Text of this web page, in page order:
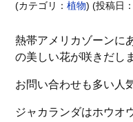
(カテゴリ：植物) (投稿日
熱帯アメリカゾーンに
の美しい花が咲きだし
お問い合わせも多い人
ジャカランダはホウオ